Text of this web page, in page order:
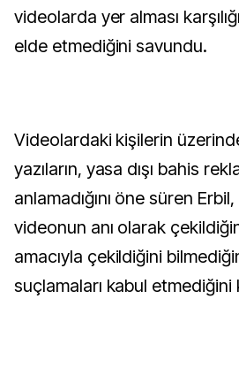
videolarda yer alması
elde etmediğini savundu.
Videolardaki kişilerin
yazıların, yasa dışı bahis
anlamadığını öne süren
videonun anı olarak
amacıyla çekildiğini
suçlamaları kabul